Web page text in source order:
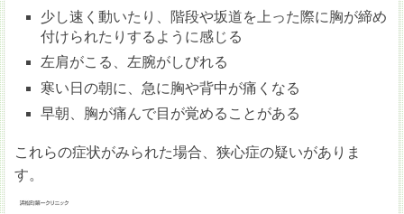
少し速く動いたり、階段や坂道を上った際に胸が締め
付けられたりするように感じる
左肩がこる、左腕がしびれる
寒い日の朝に、急に胸や背中が痛くなる
早朝、胸が痛んで目が覚めることがある
これらの症状がみられた場合、狭心症の疑いがありま
す。